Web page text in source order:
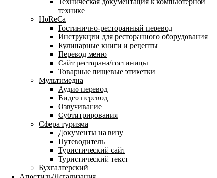
Техническая документация к компьютерной
технике
HoReCa
Гостинично-ресторанный перевод
Инструкции для ресторанного оборудования
Кулинарные книги и рецепты
Перевод меню
Сайт ресторана/гостиницы
Товарные пищевые этикетки
Мультимедиа
Аудио перевод
Видео перевод
Озвучивание
Субтитрирования
Сфера туризма
Документы на визу
Путеводитель
Туристический сайт
Туристический текст
Бухгалтерский
Апостиль/Легализация